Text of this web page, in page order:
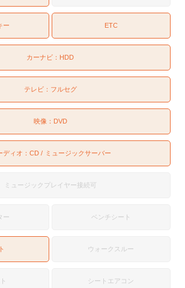
ー ETC
カーナビ： HDD
テレビ： フルセグ
映像： DVD
ディオ： CD ミュージックサーバー
ミュージックプレイヤー接続可
ー ベンチシート
ウォークスルー
シートエアコン